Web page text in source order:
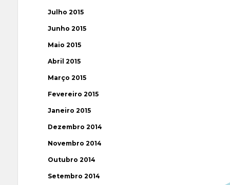
Julho 2015
Junho 2015
Maio 2015
Abril 2015
Março 2015
Fevereiro 2015
Janeiro 2015
Dezembro 2014
Novembro 2014
Outubro 2014
Setembro 2014